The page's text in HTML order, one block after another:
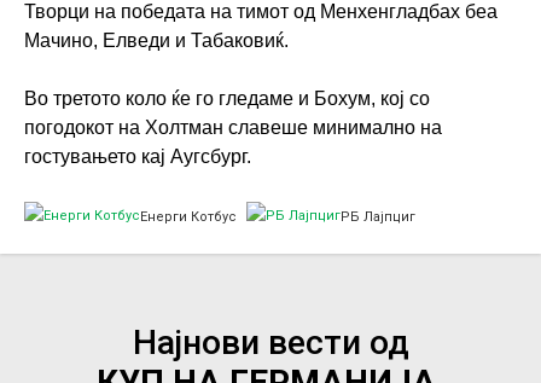
Творци на победата на тимот од Менхенгладбах беа
Мачино, Елведи и Табаковиќ.
Во третото коло ќе го гледаме и Бохум, кој со
погодокот на Холтман славеше минимално на
гостувањето кај Аугсбург.
Енерги Котбус РБ Лајпциг
Најнови вести од